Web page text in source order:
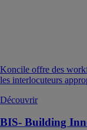
Koncile offre des
les interlocuteurs
Découvrir
BIS- Building